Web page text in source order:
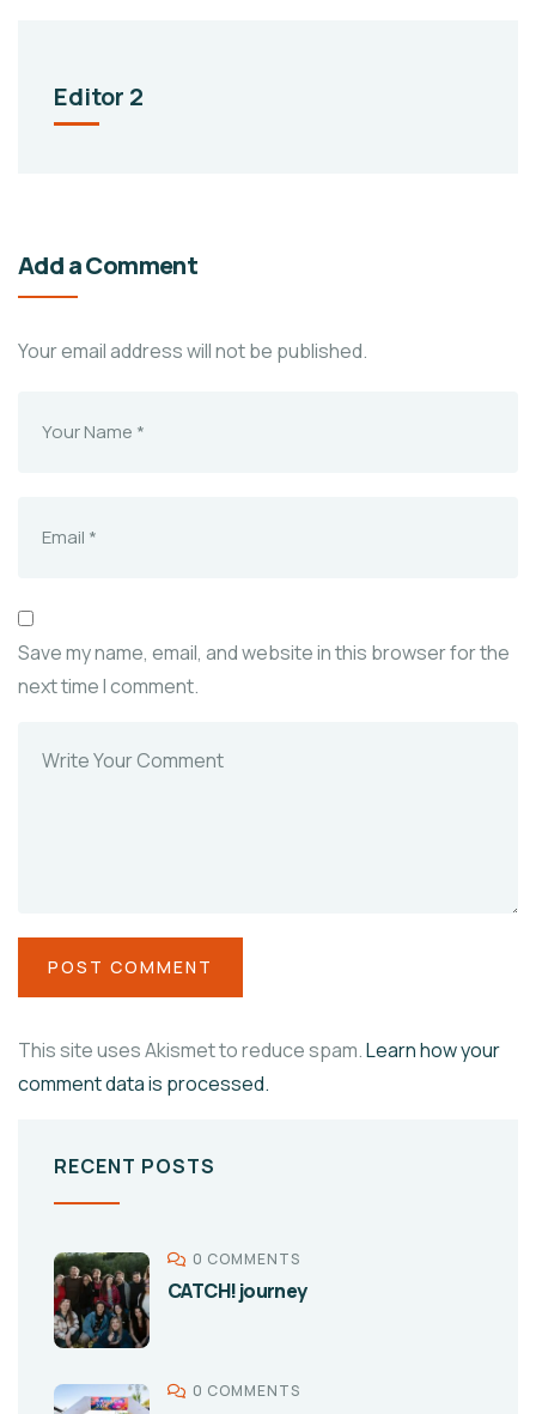
Editor 2
Add a Comment
Your email address will not be published.
Save my name, email, and website in this browser for the
next time I comment.
This site uses Akismet to reduce spam.Learn how your
comment data is processed.
RECENT POSTS
0 COMMENTS
CATCH! journey
0 COMMENTS